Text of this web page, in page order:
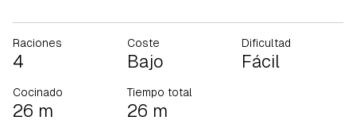
Raciones
4
Coste
Bajo
Dificultad
Fácil
Cocinado
26 m
Tiempo total
26 m